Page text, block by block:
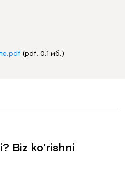
(pdf. 0.1 мб.)
Biz ko'rishni